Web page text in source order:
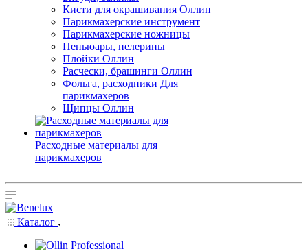
Кисти для окрашивания Оллин
Парикмахерские инструмент
Парикмахерские ножницы
Пеньюары, пелерины
Плойки Оллин
Расчески, брашинги Оллин
Фольга, расходники Для
парикмахеров
Щипцы Оллин
Расходные материалы для
парикмахеров
Каталог